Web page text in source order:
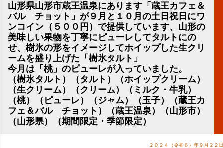
リンク集
顧問契約について
講演のご案内
気をつけたい法律のポイント
武田正男の独り言
山形県山形市蔵王温泉にあります「蔵王カフェ＆
バル チョット」が９月と１０月の土日祝日にワ
ンコイン（５００円）で提供しています、山形の
美味しい果物を丁寧にピューレしてタルトにの
せ、樹氷の形をイメージしてホイップした生クリ
ームを盛り上げた「樹氷タルト」
今月は「桃」のピューレが入っていました。
（樹氷タルト）（タルト）（ホイップクリーム）
（生クリーム）（クリーム）（ミルク・牛乳）
（桃）（ピューレ）（ジャム）（玉子）（蔵王カ
フェ＆バル チョット）（蔵王温泉）（山形市）
（山形県）（期間限定・季節限定）
２０２４（令和６）年９月２２日